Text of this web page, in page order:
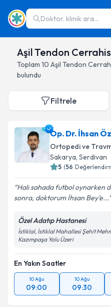
Doktor, klinik ara...
Aşil Tendon
Toplam 10 Aşil Tendon
bulundu
Filtrele
Op. Dr. İhsan Öz
Ortopedi ve
Sakarya, Serdivan
5 (56
Halı sahada futbol oynarken
sonra, doktorum İhsan Bey’e...
Özel Adatıp Hastanesi
İstiklal, İstiklal Mahallesi Şehit
Kazımpaşa Yolu Üzeri
En Yakın Saatler
10 Ağu
09:00
10 Ağu
09:30